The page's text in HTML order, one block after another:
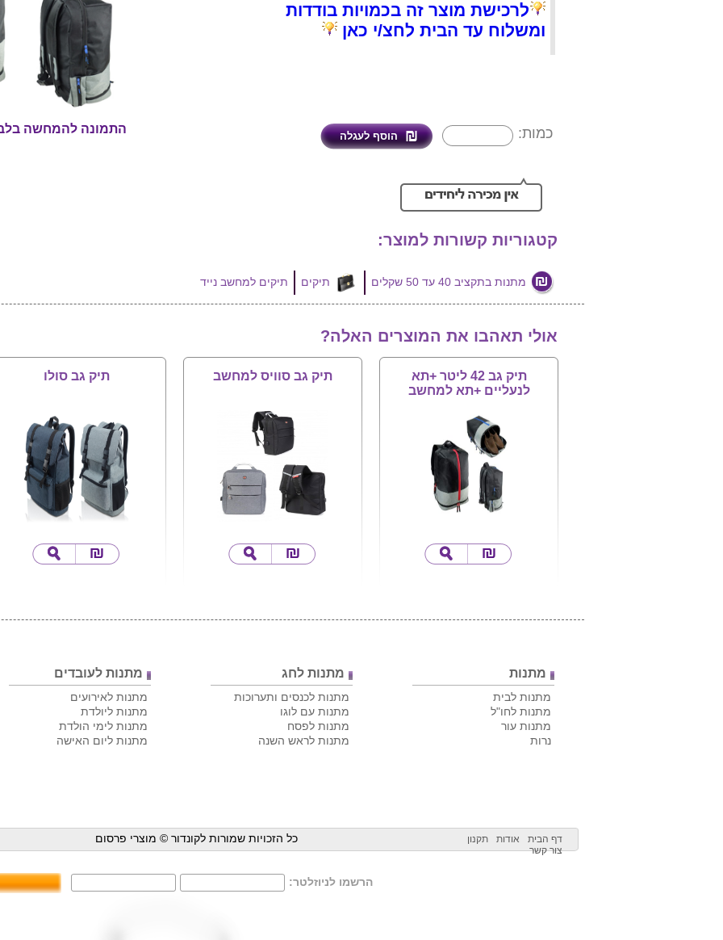
התמונה להמחשה
לרכישת מוצר זה בכמויות בודדות
ומשלוח עד הבית לחצ/י כאן
כמות:
קטגוריות קשורות למוצר:
מתנות בתקציב 40 עד 50 שקלים תיקים תיקים למחשב נייד
אולי תאהבו את המוצרים האלה?
תיק גב 42 ליטר +תא
לנעליים +תא למחשב
תיק גב סוויס למחשב תיק גב סולו
מתנות
מתנות לבית
מתנות לחו"ל
מתנות עור
נרות
מתנות לחג
מתנות לכנסים ותערוכות
מתנות עם לוגו
מתנות לפסח
מתנות לראש השנה
מתנות לעובדים
מתנות לאירועים
מתנות ליולדת
מתנות לימי הולדת
מתנות ליום האישה
דף הבית אודות
תקנון
צור קשר
כל הזכויות שמורות לקונדור © מוצרי פרסום
הרשמו לניוזלטר: